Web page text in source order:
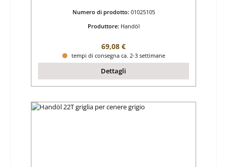
Numero di prodotto: 01025105
Produttore: Handöl
Prezzo normale:
69,08 €
tempi di consegna ca. 2-3 settimane
Dettagli